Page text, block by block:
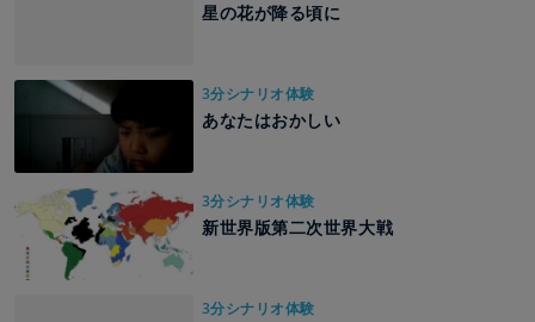
星の花が降る頃に
3分シナリオ体験
あなたはおかしい
3分シナリオ体験
新世界版第二次世界大戦
3分シナリオ体験